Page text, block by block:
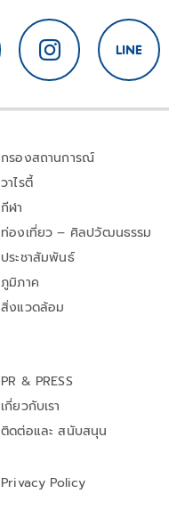
กรองสถานการณ์
วาไรตี้
กีฬา
ท่องเที่ยว – ศิลปวัฒนธรรม
ประชาสัมพันธ์
ภูมิภาค
สิ่งแวดล้อม
PR & PRESS
เกี่ยวกับเรา
ติดต่อและ สนับสนุน
Privacy Policy